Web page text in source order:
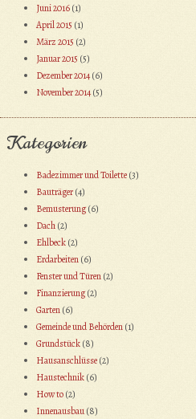
Juni 2016(1)
April 2015 (1)
März 2015 (2)
Januar 2015 (5)
Dezember 2014(6)
November 2014(5)
Kategorien
Badezimmer und Toilette(3)
Bauträger(4)
Bemusterung(6)
Dach(2)
Ehlbeck(2)
Erdarbeiten(6)
Fenster und Türen(2)
Finanzierung(2)
Garten(6)
Gemeinde und Behörden(1)
Grundstück(8)
Hausanschlüsse(2)
Haustechnik(6)
How to(2)
Innenausbau(8)